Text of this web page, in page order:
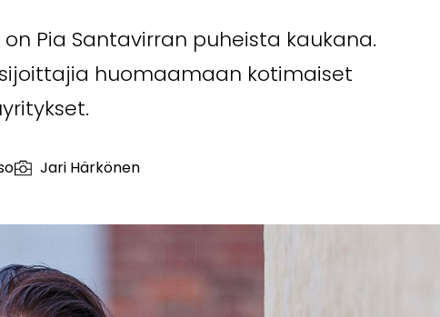
Pia Santavirran puheista kaukana.
huomaamaan kotimaiset
Jari Härkönen